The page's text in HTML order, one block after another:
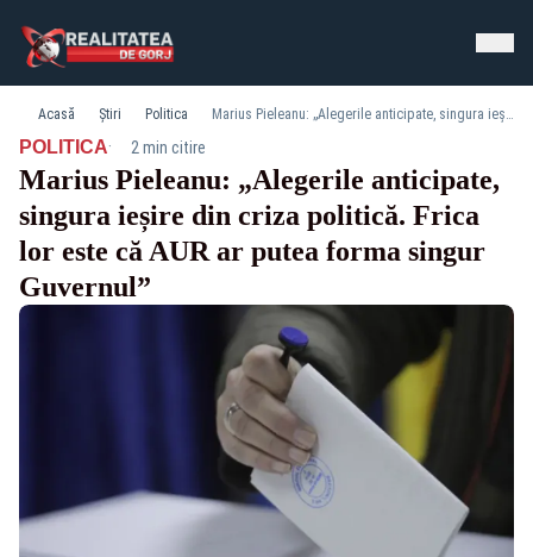
Acasă Știri Politica Marius Pieleanu: „Alegerile anticipate, singura ieșire din criza politică. Frica lor este că AUR ar putea forma singur Guvernul”
POLITICA· 2 min citire
Marius Pieleanu: „Alegerile anticipate,
singura ieșire din criza politică. Frica
lor este că AUR ar putea forma singur
Guvernul”